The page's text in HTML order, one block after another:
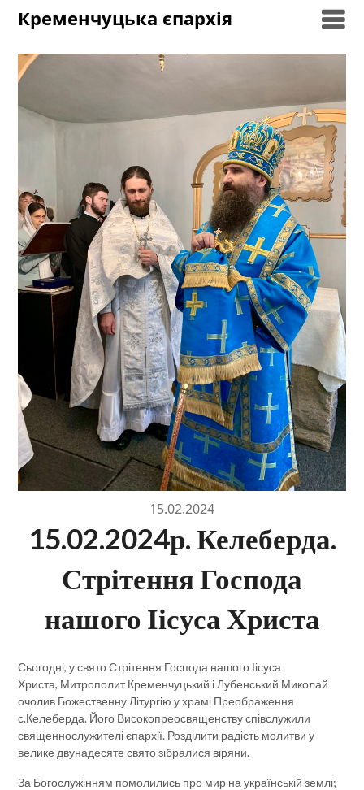
SkipКременчуцька єпархія
15.02.2024
15.02.2024р. Келеберда.
Стрітення Господа
нашого Іісуса Христа
Сьогодні, у свято Стрітення Господа нашого Іісуса
Христа, Митрополит Кременчуцький і Лубенський Миколай
очолив Божественну Літургію у храмі Преображення
с.Келеберда. Його Високопреосвященству співслужили
священнослужителі єпархії. Розділити радість молитви у
велике двунадесяте свято зібралися віряни.
За Богослужінням помолились про мир на українській землі;